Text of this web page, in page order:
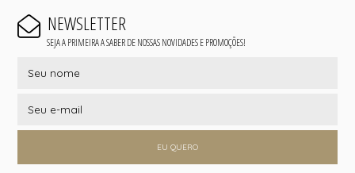
NEWSLETTER
SEJA A PRIMEIRA A SABER DE NOSSAS NOVIDADES E PROMOÇÕES!
EU QUERO